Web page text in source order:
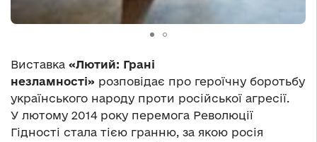
Виставка «Лютий: Грані
незламності» розповідає про героїчну боротьбу
українського народу проти російської агресії.
У лютому 2014 року перемога Революції
Гідності стала тією гранню, за якою росія